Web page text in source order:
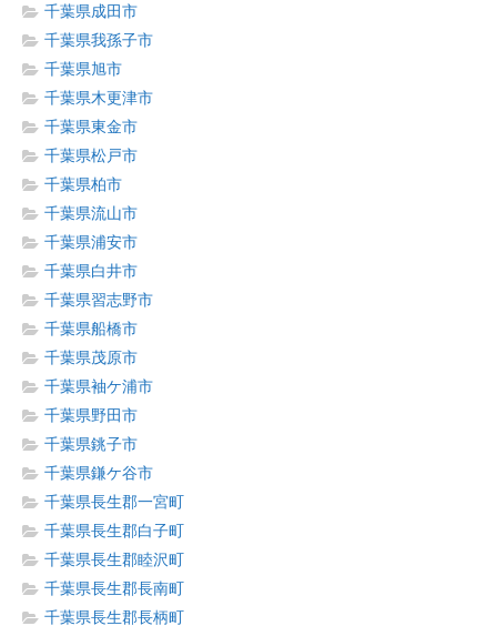
千葉県成田市
千葉県我孫子市
千葉県旭市
千葉県木更津市
千葉県東金市
千葉県松戸市
千葉県柏市
千葉県流山市
千葉県浦安市
千葉県白井市
千葉県習志野市
千葉県船橋市
千葉県茂原市
千葉県袖ケ浦市
千葉県野田市
千葉県銚子市
千葉県鎌ケ谷市
千葉県長生郡一宮町
千葉県長生郡白子町
千葉県長生郡睦沢町
千葉県長生郡長南町
千葉県長生郡長柄町